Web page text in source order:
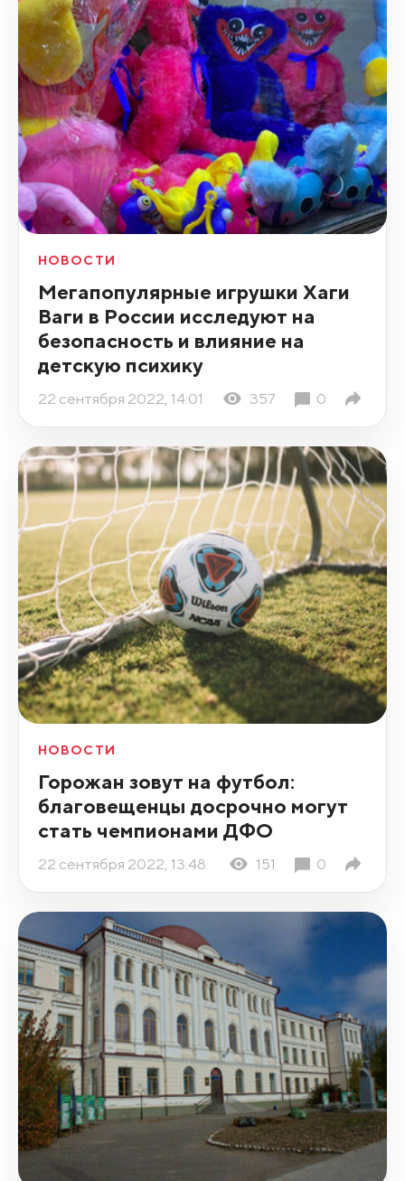
НОВОСТИ
Мегапопулярные игрушки Хаги
Ваги в России исследуют на
безопасность и влияние на
детскую психику
22 сентября 2022, 14:01 357 0
НОВОСТИ
Горожан зовут на футбол:
благовещенцы досрочно могут
стать чемпионами ДФО
22 сентября 2022, 13:48 151 0